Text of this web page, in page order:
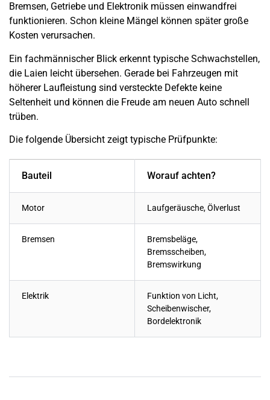
Bremsen, Getriebe und Elektronik müssen einwandfrei
funktionieren. Schon kleine Mängel können später große
Kosten verursachen.
Ein fachmännischer Blick erkennt typische Schwachstellen,
die Laien leicht übersehen. Gerade bei Fahrzeugen mit
höherer Laufleistung sind versteckte Defekte keine
Seltenheit und können die Freude am neuen Auto schnell
trüben.
Die folgende Übersicht zeigt typische Prüfpunkte:
Bauteil Worauf achten?
Motor Laufgeräusche, Ölverlust
Bremsen
Bremsbeläge,
Bremsscheiben,
Bremswirkung
Elektrik
Funktion von Licht,
Scheibenwischer,
Bordelektronik